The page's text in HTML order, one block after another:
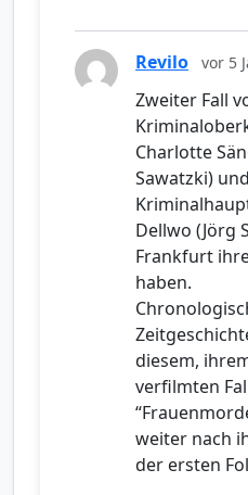
Revilo vor 5
Zweiter Fall
Charlotte
Sawatzki) und
Dellwo (Jörg
Frankfurt
haben.
diesem,
verfilmten
weiter nach
der ersten